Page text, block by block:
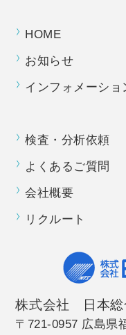
株式会社 日本総
〒721-0957 広島県
HOME
お知らせ
インフォメーショ
検査・分析依頼
よくあるご質問
会社概要
リクルート